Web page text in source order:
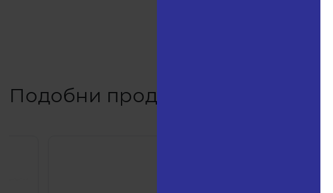
Подобни продукти